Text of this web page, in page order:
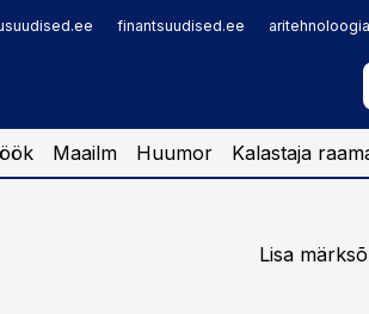
finantsuudised.ee
Maailm Huumor Kalastaja
Lisa